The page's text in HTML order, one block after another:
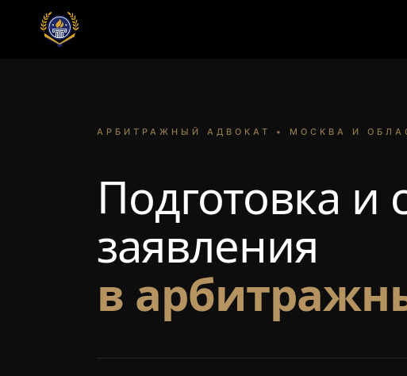
АРБИТРАЖНЫЙ АДВОКАТ • МОСКВА И
Подготовка и
заявления
в